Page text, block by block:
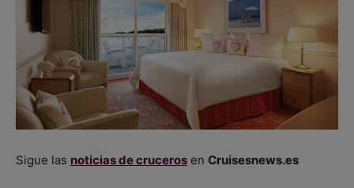
Sigue las noticias de cruceros en Cruisesnews.es